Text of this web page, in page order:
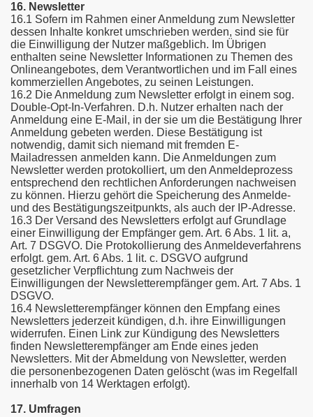
16. Newsletter
16.1 Sofern im Rahmen einer Anmeldung zum Newsletter
dessen Inhalte konkret umschrieben werden, sind sie für
die Einwilligung der Nutzer maßgeblich. Im Übrigen
enthalten seine Newsletter Informationen zu Themen des
Onlineangebotes, dem Verantwortlichen und im Fall eines
kommerziellen Angebotes, zu seinen Leistungen.
16.2 Die Anmeldung zum Newsletter erfolgt in einem sog.
Double-Opt-In-Verfahren. D.h. Nutzer erhalten nach der
Anmeldung eine E-Mail, in der sie um die Bestätigung Ihrer
Anmeldung gebeten werden. Diese Bestätigung ist
notwendig, damit sich niemand mit fremden E-
Mailadressen anmelden kann. Die Anmeldungen zum
Newsletter werden protokolliert, um den Anmeldeprozess
entsprechend den rechtlichen Anforderungen nachweisen
zu können. Hierzu gehört die Speicherung des Anmelde-
und des Bestätigungszeitpunkts, als auch der IP-Adresse.
16.3 Der Versand des Newsletters erfolgt auf Grundlage
einer Einwilligung der Empfänger gem. Art. 6 Abs. 1 lit. a,
Art. 7 DSGVO. Die Protokollierung des Anmeldeverfahrens
erfolgt. gem. Art. 6 Abs. 1 lit. c. DSGVO aufgrund
gesetzlicher Verpflichtung zum Nachweis der
Einwilligungen der Newsletterempfänger gem. Art. 7 Abs. 1
DSGVO.
16.4 Newsletterempfänger können den Empfang eines
Newsletters jederzeit kündigen, d.h. ihre Einwilligungen
widerrufen. Einen Link zur Kündigung des Newsletters
finden Newsletterempfänger am Ende eines jeden
Newsletters. Mit der Abmeldung von Newsletter, werden
die personenbezogenen Daten gelöscht (was im Regelfall
innerhalb von 14 Werktagen erfolgt).
17. Umfragen